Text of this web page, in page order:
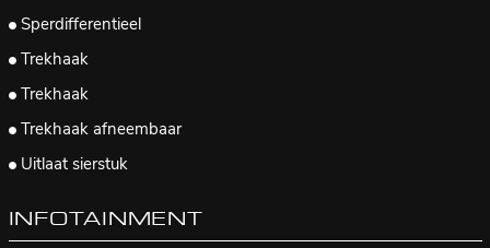
Sperdifferentieel
Trekhaak
Trekhaak
Trekhaak afneembaar
Uitlaat sierstuk
INFOTAINMENT